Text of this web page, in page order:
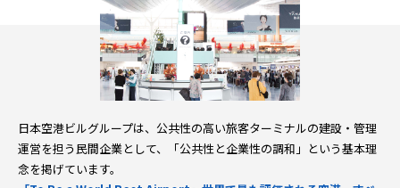
羽田空港ターミナル公式サイト
日本空港ビルグループは、公共性の高い旅客ターミナルの建設・管理
運営を担う民間企業として、「公共性と企業性の調和」という基本理
念を掲げています。